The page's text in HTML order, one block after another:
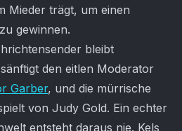
Mieder trägt, um einen
gewinnen.
bleibt
den eitlen Moderator
Garber, und die mürrische
von Judy Gold. Ein echter
entsteht daraus nie. Kels